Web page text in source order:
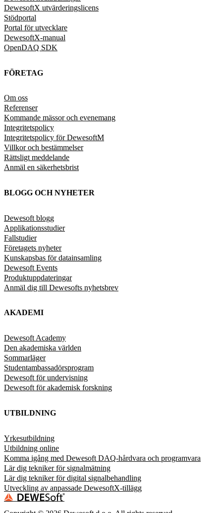
DewesoftX utvärderingslicens
Stödportal
Portal för utvecklare
DewesoftX-manual
OpenDAQ SDK
FÖRETAG
Om oss
Referenser
Kommande mässor och evenemang
Integritetspolicy
Integritetspolicy för DewesoftM
Villkor och bestämmelser
Rättsligt meddelande
Anmäl en säkerhetsbrist
BLOGG OCH NYHETER
Dewesoft blogg
Applikationsstudier
Fallstudier
Företagets nyheter
Kunskapsbas för datainsamling
Dewesoft Events
Produktuppdateringar
Anmäl dig till Dewesofts nyhetsbrev
AKADEMI
Dewesoft Academy
Den akademiska världen
Sommarläger
Studentambassadörsprogram
Dewesoft för undervisning
Dewesoft för akademisk forskning
UTBILDNING
Yrkesutbildning
Utbildning online
Komma igång med Dewesoft DAQ-hårdvara och programvara
Lär dig tekniker för signalmätning
Lär dig tekniker för digital signalbehandling
Utveckling av anpassade DewesoftX-tillägg